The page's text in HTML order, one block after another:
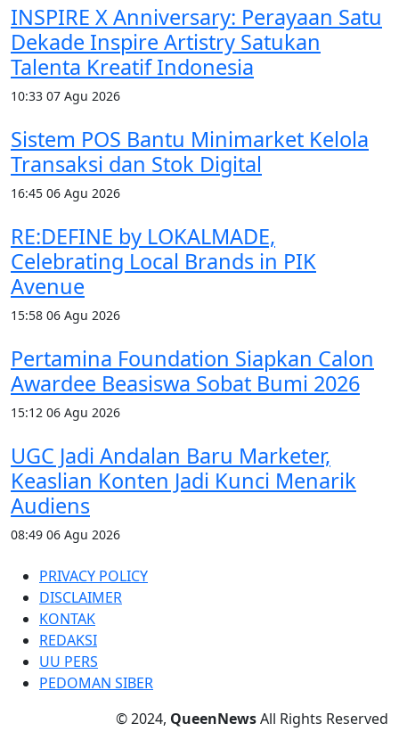
INSPIRE X Anniversary: Perayaan Satu
Dekade Inspire Artistry Satukan
Talenta Kreatif Indonesia
10:33 07 Agu 2026
Sistem POS Bantu Minimarket Kelola
Transaksi dan Stok Digital
16:45 06 Agu 2026
RE:DEFINE by LOKALMADE,
Celebrating Local Brands in PIK
Avenue
15:58 06 Agu 2026
Pertamina Foundation Siapkan Calon
Awardee Beasiswa Sobat Bumi 2026
15:12 06 Agu 2026
UGC Jadi Andalan Baru Marketer,
Keaslian Konten Jadi Kunci Menarik
Audiens
08:49 06 Agu 2026
PRIVACY POLICY
DISCLAIMER
KONTAK
REDAKSI
UU PERS
PEDOMAN SIBER
© 2024, QueenNewsAll Rights Reserved